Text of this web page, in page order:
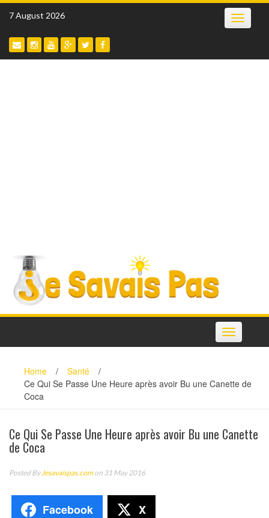
Skip
7 August 2026 Toggle
Toggle
navigation
Home / Santé
/
Ce Qui Se Passe Une Heure après avoir Bu une Canette de
Coca
Ce Qui Se Passe Une Heure après avoir Bu une Canette
de Coca
Posted ByJesavaispas.comon 31 May 2016
Facebook X